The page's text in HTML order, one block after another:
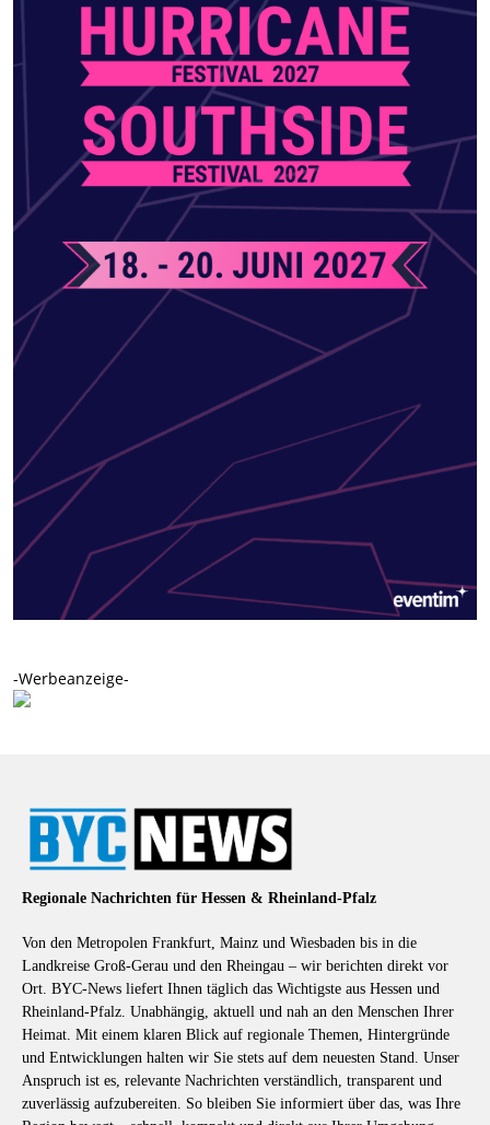
-Werbeanzeige-
Regionale Nachrichten für Hessen & Rheinland-Pfalz
Von den Metropolen Frankfurt, Mainz und Wiesbaden bis in die
Landkreise Groß-Gerau und den Rheingau – wir berichten direkt vor
Ort. BYC-News liefert Ihnen täglich das Wichtigste aus Hessen und
Rheinland-Pfalz. Unabhängig, aktuell und nah an den Menschen Ihrer
Heimat. Mit einem klaren Blick auf regionale Themen, Hintergründe
und Entwicklungen halten wir Sie stets auf dem neuesten Stand. Unser
Anspruch ist es, relevante Nachrichten verständlich, transparent und
zuverlässig aufzubereiten. So bleiben Sie informiert über das, was Ihre